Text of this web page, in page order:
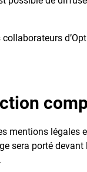
mentions
sera porté